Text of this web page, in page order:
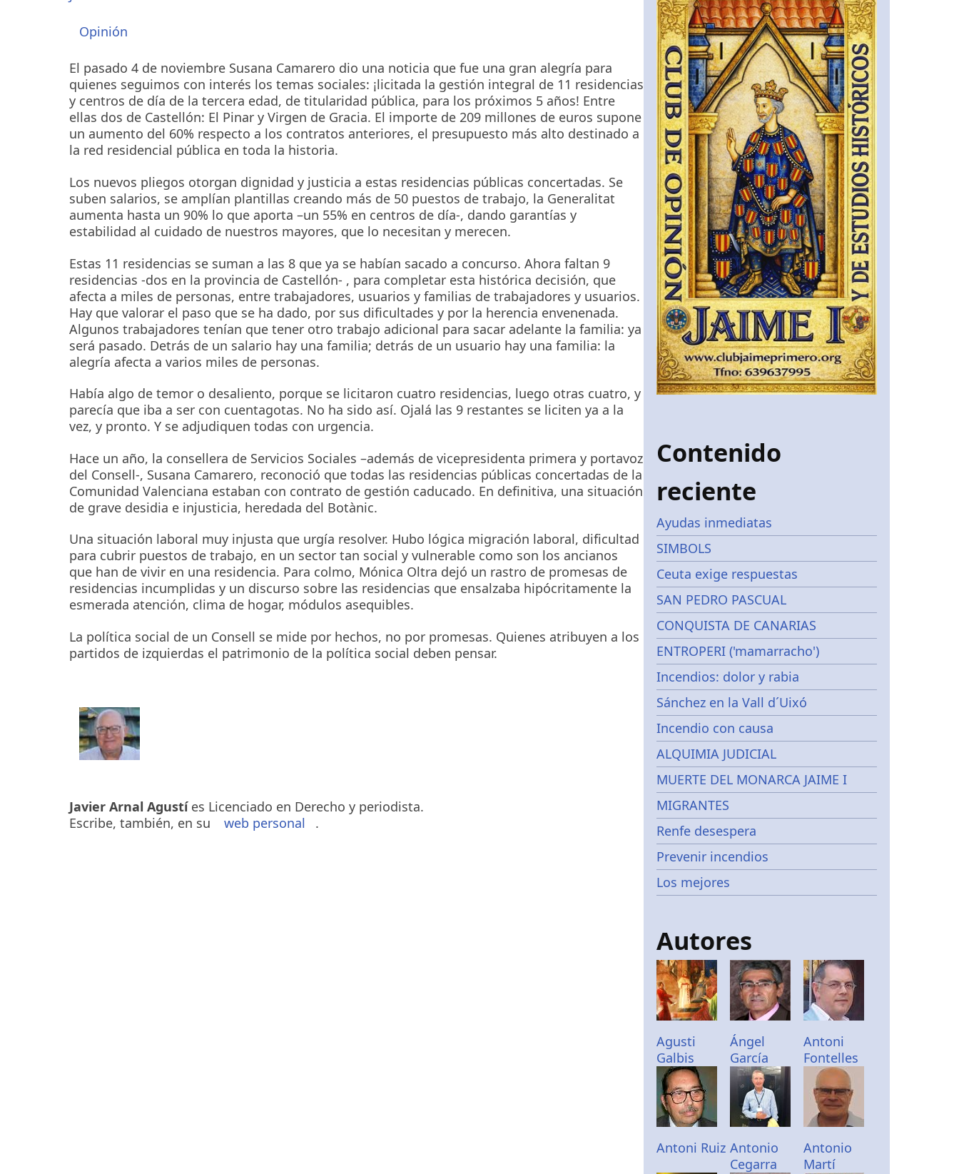
Opinión
El pasado 4 de noviembre Susana Camarero dio una noticia que fue una gran alegría para
quienes seguimos con interés los temas sociales: ¡licitada la gestión integral de 11 residencias
y centros de día de la tercera edad, de titularidad pública, para los próximos 5 años! Entre
ellas dos de Castellón: El Pinar y Virgen de Gracia. El importe de 209 millones de euros supone
un aumento del 60% respecto a los contratos anteriores, el presupuesto más alto destinado a
la red residencial pública en toda la historia.
Los nuevos pliegos otorgan dignidad y justicia a estas residencias públicas concertadas. Se
suben salarios, se amplían plantillas creando más de 50 puestos de trabajo, la Generalitat
aumenta hasta un 90% lo que aporta –un 55% en centros de día-, dando garantías y
estabilidad al cuidado de nuestros mayores, que lo necesitan y merecen.
Estas 11 residencias se suman a las 8 que ya se habían sacado a concurso. Ahora faltan 9
residencias -dos en la provincia de Castellón- , para completar esta histórica decisión, que
afecta a miles de personas, entre trabajadores, usuarios y familias de trabajadores y usuarios.
Hay que valorar el paso que se ha dado, por sus dificultades y por la herencia envenenada.
Algunos trabajadores tenían que tener otro trabajo adicional para sacar adelante la familia: ya
será pasado. Detrás de un salario hay una familia; detrás de un usuario hay una familia: la
alegría afecta a varios miles de personas.
Había algo de temor o desaliento, porque se licitaron cuatro residencias, luego otras cuatro, y
parecía que iba a ser con cuentagotas. No ha sido así. Ojalá las 9 restantes se liciten ya a la
vez, y pronto. Y se adjudiquen todas con urgencia.
Hace un año, la consellera de Servicios Sociales –además de vicepresidenta primera y portavoz
del Consell-, Susana Camarero, reconoció que todas las residencias públicas concertadas de la
Comunidad Valenciana estaban con contrato de gestión caducado. En definitiva, una situación
de grave desidia e injusticia, heredada del Botànic.
Una situación laboral muy injusta que urgía resolver. Hubo lógica migración laboral, dificultad
para cubrir puestos de trabajo, en un sector tan social y vulnerable como son los ancianos
que han de vivir en una residencia. Para colmo, Mónica Oltra dejó un rastro de promesas de
residencias incumplidas y un discurso sobre las residencias que ensalzaba hipócritamente la
esmerada atención, clima de hogar, módulos asequibles.
La política social de un Consell se mide por hechos, no por promesas. Quienes atribuyen a los
partidos de izquierdas el patrimonio de la política social deben pensar.
Javier Arnal Agustíes Licenciado en Derecho y periodista.
Escribe, también, en su
web personal .
Contenido
reciente
Ayudas inmediatas
SIMBOLS
Ceuta exige respuestas
SAN PEDRO PASCUAL
CONQUISTA DE CANARIAS
ENTROPERI ('mamarracho')
Incendios: dolor y rabia
Sánchez en la Vall d´Uixó
Incendio con causa
ALQUIMIA JUDICIAL
MUERTE DEL MONARCA JAIME I
MIGRANTES
Renfe desespera
Prevenir incendios
Los mejores
Autores
Agusti
Galbis
Ángel
García
Antoni
Fontelles
Antoni Ruiz Antonio
Cegarra
Antonio
Martí